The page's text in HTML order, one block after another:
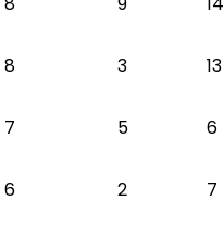
8 3 13
7 5 6
6 2 7